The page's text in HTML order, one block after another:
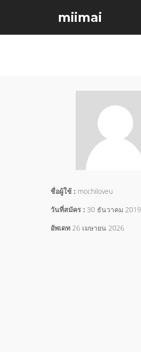
miimai
ชื่อผู้ใช้ : mochiloveu
วันที่สมัคร : 30 ธันวาคม 2019
อัพเดท 26 เมษายน 2026